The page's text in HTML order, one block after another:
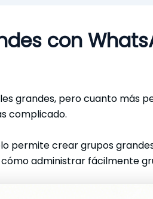
con
grandes, pero cuanto más
complicado.
permite crear grupos
administrar fácilmente